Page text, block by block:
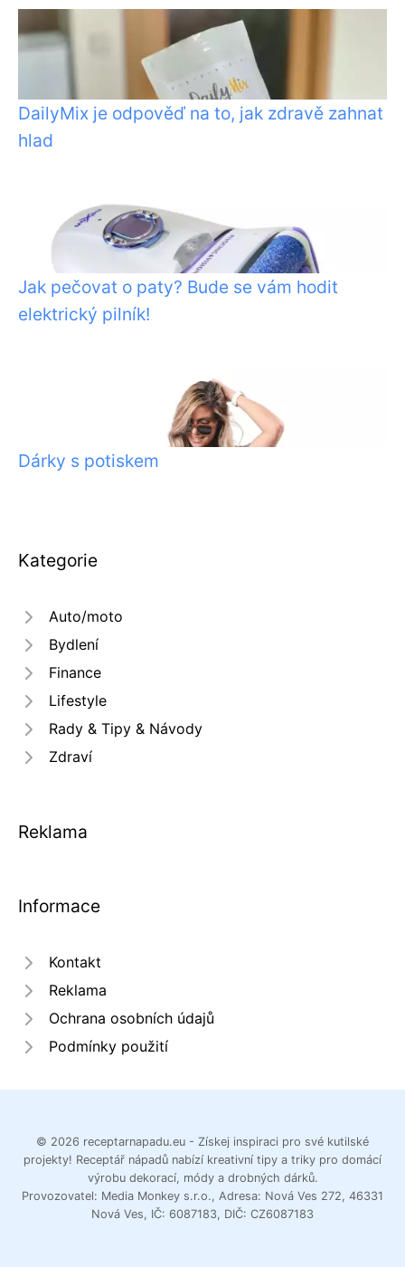
DailyMix je odpověď na to, jak zdravě zahnat
hlad
Jak pečovat o paty? Bude se vám hodit
elektrický pilník!
Dárky s potiskem
Kategorie
Auto/moto
Bydlení
Finance
Lifestyle
Rady & Tipy & Návody
Zdraví
Reklama
Informace
Kontakt
Reklama
Ochrana osobních údajů
Podmínky použití
© 2026 receptarnapadu.eu - Získej inspiraci pro své kutilské
projekty! Receptář nápadů nabízí kreativní tipy a triky pro domácí
výrobu dekorací, módy a drobných dárků.
Provozovatel: Media Monkey s.r.o., Adresa: Nová Ves 272, 46331
Nová Ves, IČ: 6087183, DIČ: CZ6087183